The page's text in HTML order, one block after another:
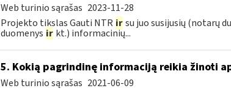
Web turinio sąrašas 2023-11-28
Projekto tikslas Gauti NTR ir su juo susijusių (notarų
duomenys ir kt.) informacinių...
5. Kokią pagrindinę informaciją reikia žinoti
Web turinio sąrašas 2021-06-09